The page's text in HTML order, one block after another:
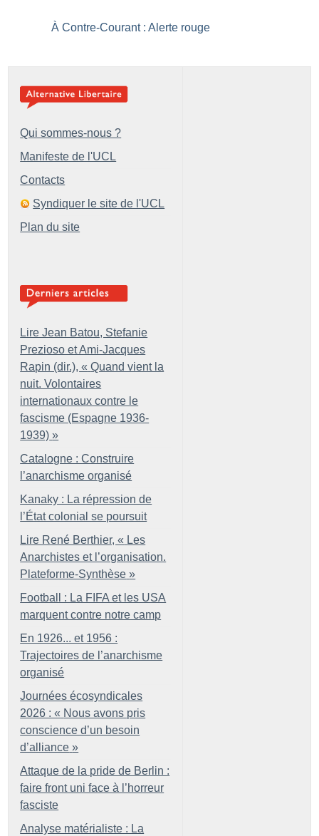
À Contre-Courant : Alerte rouge
Qui sommes-nous ?
Manifeste de l'UCL
Contacts
Syndiquer le site de l'UCL
Plan du site
Lire Jean Batou, Stefanie
Prezioso et Ami-Jacques
Rapin (dir.), « Quand vient la
nuit. Volontaires
internationaux contre le
fascisme (Espagne 1936-
1939) »
Catalogne : Construire
l’anarchisme organisé
Kanaky : La répression de
l’État colonial se poursuit
Lire René Berthier, « Les
Anarchistes et l’organisation.
Plateforme-Synthèse »
Football : La FIFA et les USA
marquent contre notre camp
En 1926... et 1956 :
Trajectoires de l’anarchisme
organisé
Journées écosyndicales
2026 : « Nous avons pris
conscience d’un besoin
d’alliance »
Attaque de la pride de Berlin :
faire front uni face à l’horreur
fasciste
Analyse matérialiste : La